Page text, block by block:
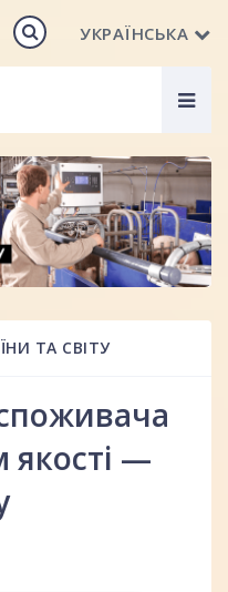
УКРАЇНСЬКА
ТА СВІТУ
якості —